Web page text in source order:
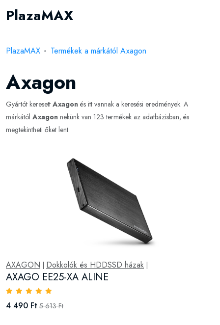
PlazaMAX
PlazaMAX Termékek a márkától Axagon
Axagon
Gyártót keresett Axagon és itt vannak a keresési eredmények. A
márkától Axagon nekünk van 123 termékek az adatbázisban, és
megtekintheti őket lent.
AXAGON Dokkolók és HDDSSD házak
AXAGO EE25-XA ALINE
4 490 Ft 5 613 Ft